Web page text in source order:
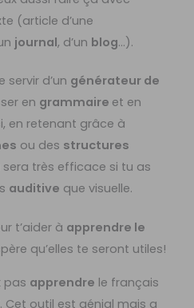
(article d’une
journal, d’un blog…).
servir d’un générateur de
en grammaire et en
en retenant grâce à
ou des structures
sera très efficace si tu as
auditive que visuelle.
t’aider à apprendre le
qu’elles te seront utiles!
pas apprendre le français
. Cet outil est génial mais a